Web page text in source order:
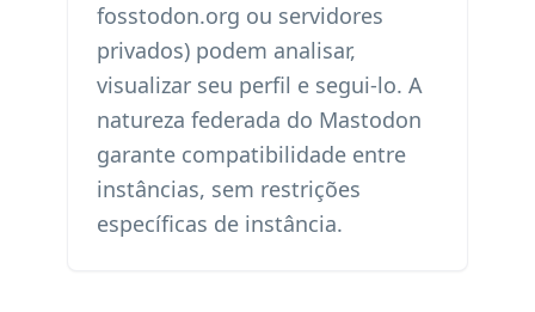
fosstodon.org ou servidores
privados) podem analisar,
visualizar seu perfil e segui-lo. A
natureza federada do Mastodon
garante compatibilidade entre
instâncias, sem restrições
específicas de instância.